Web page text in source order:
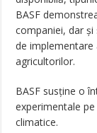
BASF
companiei, dar
de
agricultorilor.
BASF susţine o
experimentale
climatice.